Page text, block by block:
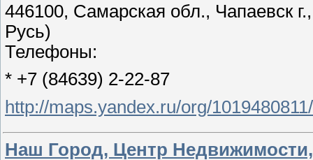
446100, Самарская обл., Чапаевск
Русь)
Телефоны:
* +7 (84639) 2-22-87
http://maps.yandex.ru/org/
Наш Город, Центр